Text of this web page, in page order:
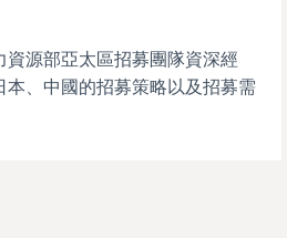
源部亞太區招募團隊資深經
、中國的招募策略以及招募需